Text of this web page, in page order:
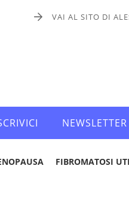
VAI AL SITO DI
NEWSLETTER
FIBROMATOSI